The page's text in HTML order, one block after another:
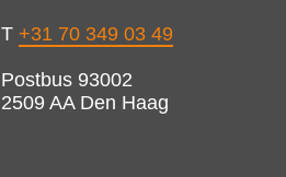
T +31 70 349 03 49
Postbus 93002
2509 AA Den Haag